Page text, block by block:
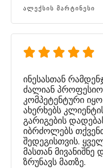
ᲐᲚᲔᲥᲡᲘᲡ ᲛᲐᲠᲢᲘᲜᲔᲡᲘ
ინესასთან
ძალიან
კომპეტენტური
ახერხებს
გარიგების
იბრძოლებს
შედეგისთვის.
მასთან
ზრუნავს მათზე.